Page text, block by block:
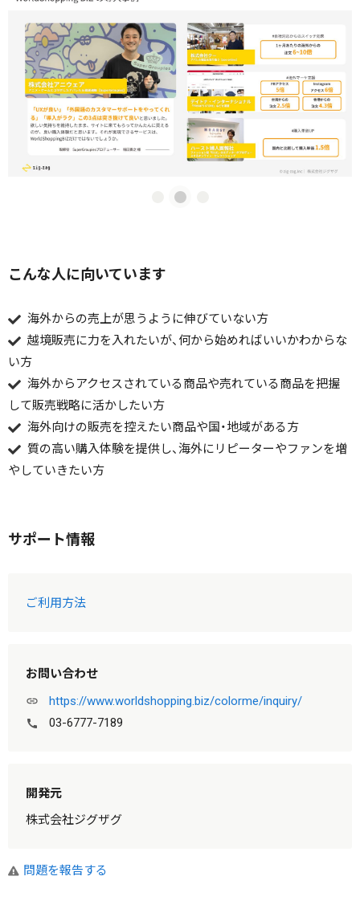
こんな人に向いています
海外からの売上が思うように伸びていない方
越境販売に力を入れたいが、何から始めればいいかわからな
い方
海外からアクセスされている商品や売れている商品を把握
して販売戦略に活かしたい方
海外向けの販売を控えたい商品や国・地域がある方
質の高い購入体験を提供し、海外にリピーターやファンを増
やしていきたい方
サポート情報
ご利用方法
お問い合わせ
link https://www.worldshopping.biz/colorme/inquiry/
call 03-6777-7189
開発元
株式会社ジグザグ
問題を報告する